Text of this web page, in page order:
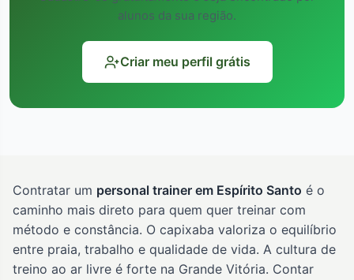
alunos da sua região.
Criar meu perfil grátis
Contratar um personal trainer em Espírito Santo é o
caminho mais direto para quem quer treinar com
método e constância. O capixaba valoriza o equilíbrio
entre praia, trabalho e qualidade de vida. A cultura de
treino ao ar livre é forte na Grande Vitória. Contar